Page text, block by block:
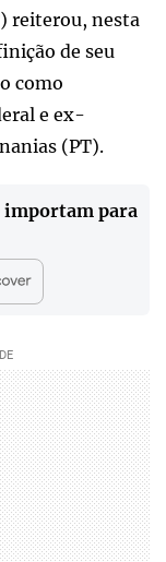
reiterou, nesta
de seu
como
e ex-
(PT).
importam para